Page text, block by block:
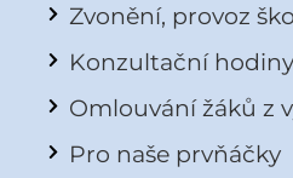
Zvonění, provoz
Konzultační
Omlouvání žáků z
Pro naše prvňáčky